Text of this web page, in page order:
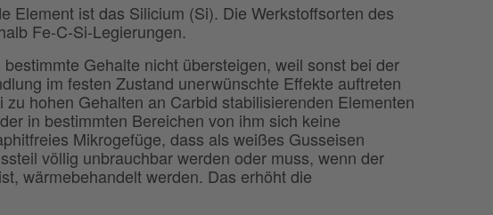
Element ist das Silicium (Si). Die Werkstoffsorten des
Fe-C-Si-Legierungen.
Gehalte nicht übersteigen, weil sonst bei der
im festen Zustand unerwünschte Effekte auftreten
hohen Gehalten an Carbid stabilisierenden Elementen
in bestimmten Bereichen von ihm sich keine
Mikrogefüge, dass als weißes Gusseisen
völlig unbrauchbar werden oder muss, wenn der
wärmebehandelt werden. Das erhöht die